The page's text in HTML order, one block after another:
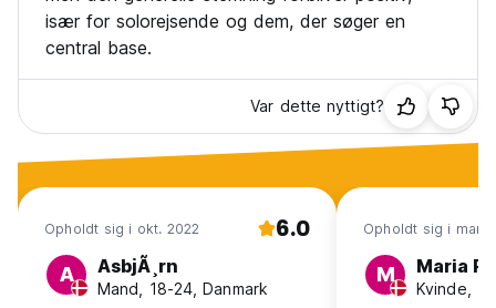
især for solorejsende og dem, der søger en
central base.
Var dette nyttigt?
Opholdt sig i okt. 2022 6.0
A AsbjÃ¸rn
Mand, 18-24, Danmark
Opholdt sig i mar.
M Maria
Kvinde,